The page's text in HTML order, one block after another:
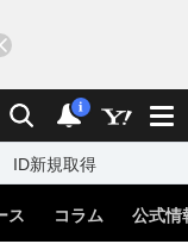
検索 通知
i
ID新規取得
ス コラム 公式情